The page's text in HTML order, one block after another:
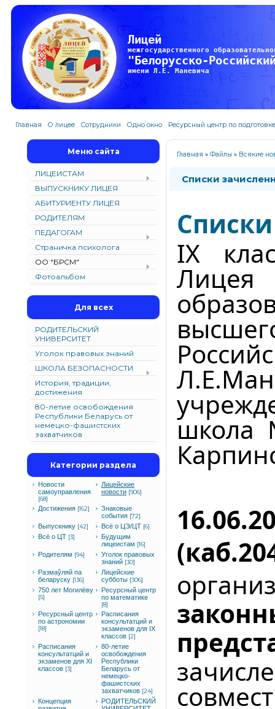
Лицей
межгосударственного
"Белорусско-
имени Л.Е. Маневича
Главная О лицее Сотрудники Одно окно Ресурсный центр по
Меню сайта
ЛИЦЕИСТАМ
ВЫПУСКНИКУ ЛИЦЕЯ
АБИТУРИЕНТУ ЛИЦЕЯ
РОДИТЕЛЯМ
ПЕДАГОГАМ
Страничка психолога
ОО "БРСМ"
Фотоальбом
Для всех
РОДИТЕЛЬСКИЙ
УНИВЕРСИТЕТ
Уголок правовых знаний
ШКОЛА БЕЗОПАСНОСТИ
История, традиции,
достижения
80-летие освобождения
Республики Беларусь от
немецко-фашистских
захватчиков
Категории раздела
Новости
самоуправления
[68]
Лицейские
новости [906]
Достижения [162]
Знаковые
события [72]
Выпускнику [42] Всё о ЦЭ/ЦТ [6]
Всё о ЦТ [3]
Будущим
лицеистам [16]
Родителям [94]
Уголок правовых
знаний [30]
Размаўляй па
беларуску [136]
Лицейские
субботы [306]
750 лет Могилёву
[5]
Ресурсный центр
по математике
[8]
Ресурсный центр
по астрономии
[18]
Расписания
консультатций и
экзаменов для IX
классов [2]
Расписания
консультатций и
экзаменов для XI
классов [3]
80-летие
освобождения
Республики
Беларусь от
немецко-
фашистских
захватчиков [24]
Концепция
РОДИТЕЛЬСКИЙ
Главная » Файлы » Всякие
Списки
Списки
IX
школа